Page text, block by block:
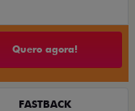
Quero agora!
FASTBACK